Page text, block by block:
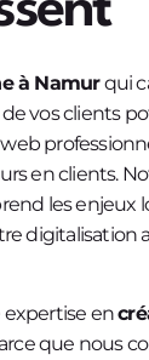
à Namurqui
vos clients
en clients.
les enjeux
digitalisation
expertise en
que nous